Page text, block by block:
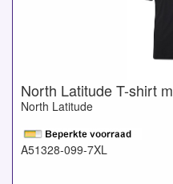
North Latitude T-shirt
North Latitude
A51328-099-7XL